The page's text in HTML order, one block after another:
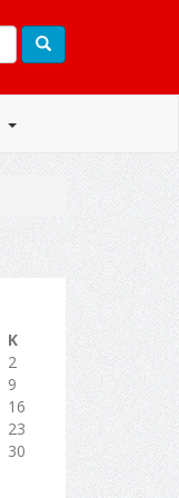
Κ
2
9
16
23
30